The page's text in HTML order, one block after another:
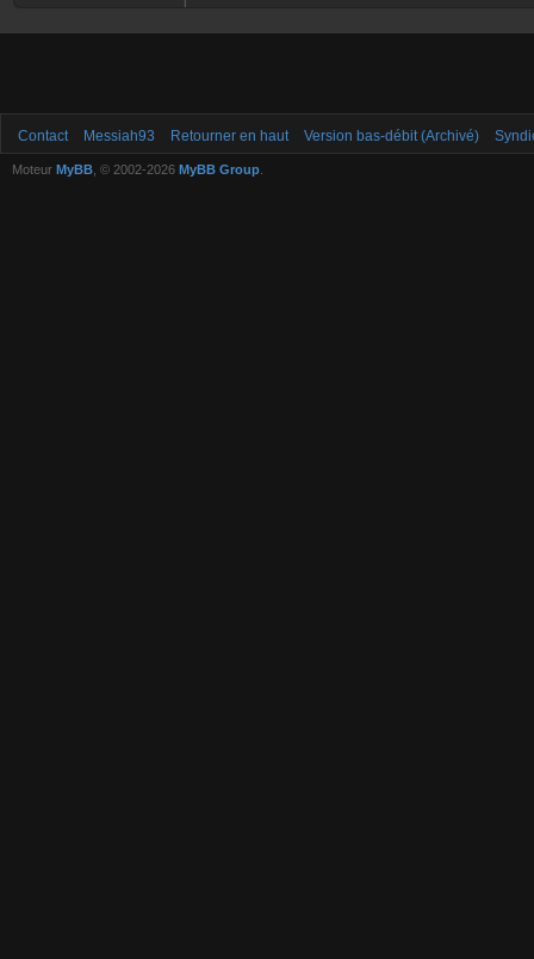
Contact Messiah93 Retourner en haut Version bas-débit (Archivé)
Moteur MyBB , © 2002-2026 MyBB Group